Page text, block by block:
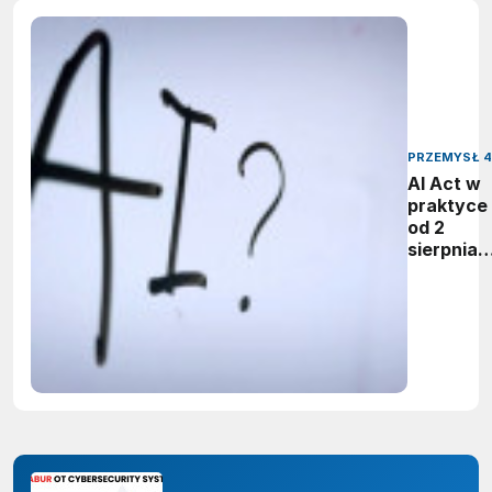
PRZEMYSŁ
AI Act w
praktyce
od 2
sierpnia